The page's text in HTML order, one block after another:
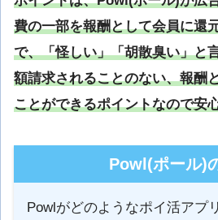
費の一部を報酬として会員に還
で、「怪しい」「胡散臭い」と
額請求されることのない、報酬
ことができるポイントなので安
Powl(ポール)
Powlがどのようなポイ活アプ